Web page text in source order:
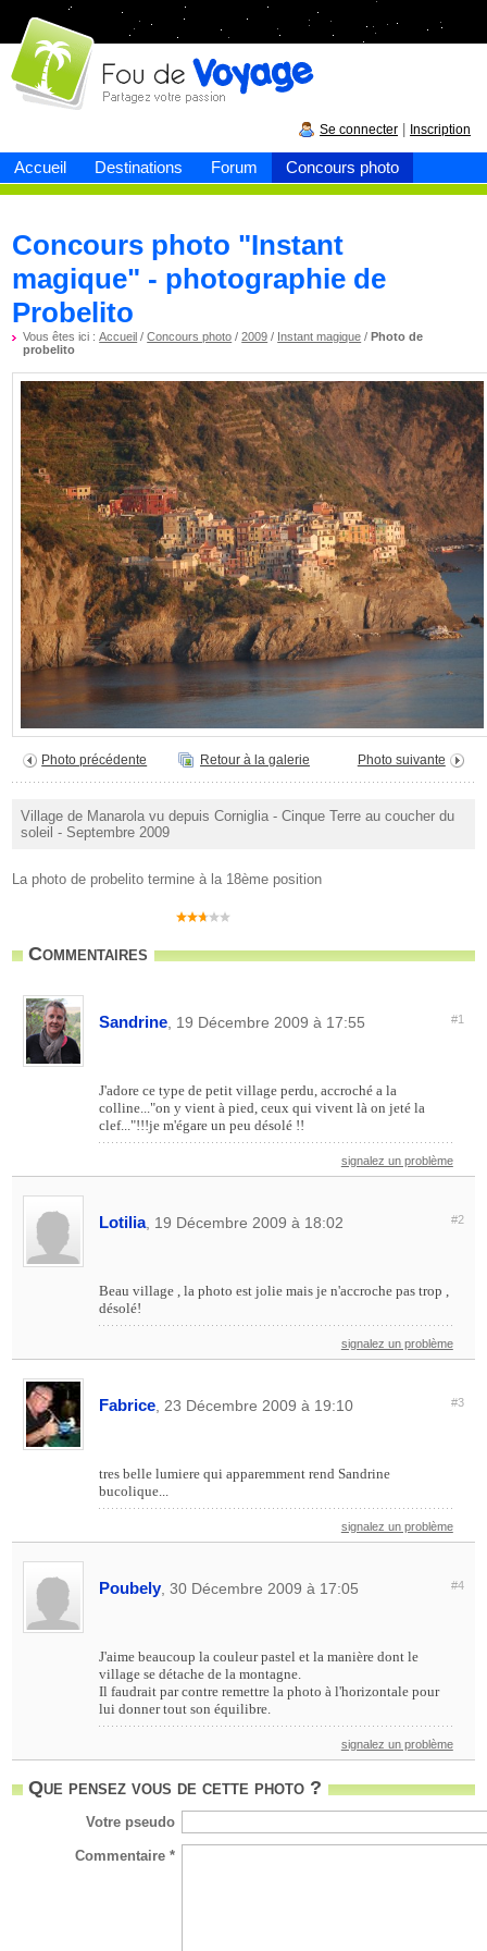
Accueil Destinations Forum Concours photo
Fou devoyage
Se connecter Inscription
Concours photo "Instant
magique" - photographie de
Probelito
Vous êtes ici :Accueil /Concours photo /2009 / Instant magique /Photo de
probelito
Photo précédente Retour à la galerie Photo suivante
Village de Manarola vu depuis Corniglia - Cinque Terre au coucher du
soleil - Septembre 2009
La photo de probelito termine à la 18ème position
Commentaires
Sandrine , 19 Décembre 2009 à 17:55 #1
J'adore ce type de petit village perdu, accroché a la
colline..."on y vient à pied, ceux qui vivent là on jeté la
clef..."!!!je m'égare un peu désolé !!
signalez un problème
Lotilia, 19 Décembre 2009 à 18:02 #2
Beau village , la photo est jolie mais je n'accroche pas trop ,
désolé!
signalez un problème
Fabrice , 23 Décembre 2009 à 19:10 #3
tres belle lumiere qui apparemment rend Sandrine
bucolique...
signalez un problème
Poubely, 30 Décembre 2009 à 17:05 #4
J'aime beaucoup la couleur pastel et la manière dont le
village se détache de la montagne.
Il faudrait par contre remettre la photo à l'horizontale pour
lui donner tout son équilibre.
signalez un problème
Que pensez vous de cette photo ?
Votre pseudo
Commentaire *